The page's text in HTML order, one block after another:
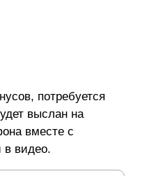
потребуется
выслан на
вместе с
в видео.